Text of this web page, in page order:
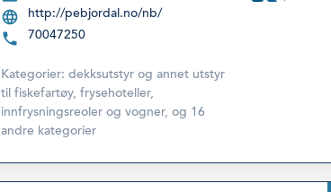
http://pebjordal.no/nb/
70047250
Kategorier: dekksutstyr og annet utstyr
til fiskefartøy, frysehoteller,
innfrysningsreoler og vogner, og 16
andre kategorier